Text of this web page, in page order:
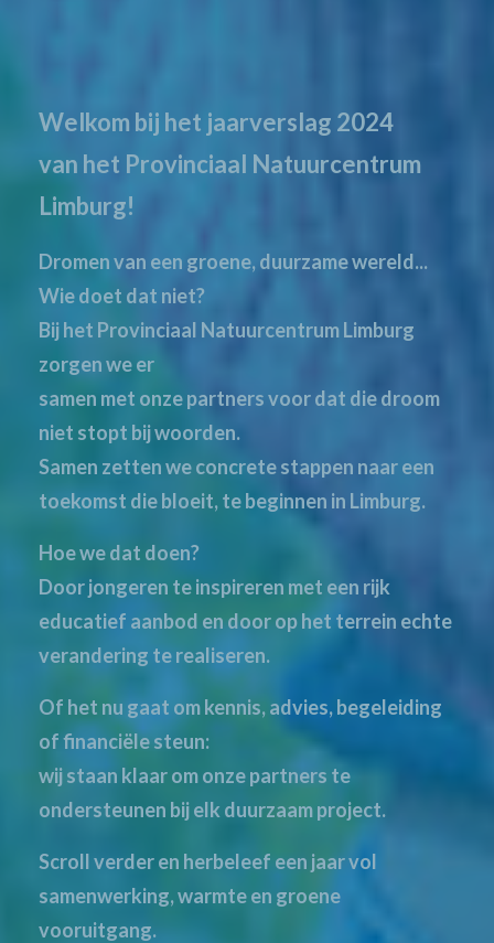
Welkom bij het jaarverslag 2024
van het Provinciaal Natuurcentrum
Limburg!
Dromen van een groene, duurzame wereld...
Wie doet dat niet?
Bij het Provinciaal Natuurcentrum Limburg
zorgen we er
samen met onze partners voor dat die droom
niet stopt bij woorden.
Samen zetten we concrete stappen naar een
toekomst die bloeit, te beginnen in Limburg.
Hoe we dat doen?
Door jongeren te inspireren met een rijk
educatief aanbod en door op het terrein echte
verandering te realiseren.
Of het nu gaat om kennis, advies, begeleiding
of financiële steun:
wij staan klaar om onze partners te
ondersteunen bij elk duurzaam project.
Scroll verder en herbeleef een jaar vol
samenwerking, warmte en groene
vooruitgang.